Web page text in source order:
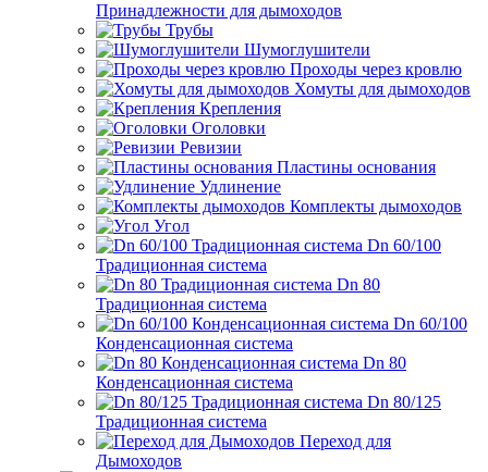
Принадлежности для дымоходов
Трубы
Шумоглушители
Проходы через кровлю
Хомуты для дымоходов
Крепления
Оголовки
Ревизии
Пластины основания
Удлинение
Комплекты дымоходов
Угол
Dn 60/100
Традиционная система
Dn 80
Традиционная система
Dn 60/100
Конденсационная система
Dn 80
Конденсационная система
Dn 80/125
Традиционная система
Переход для
Дымоходов